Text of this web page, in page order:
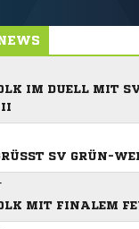
IM DUELL MIT SV
SV GRÜN-
MIT FINALEM